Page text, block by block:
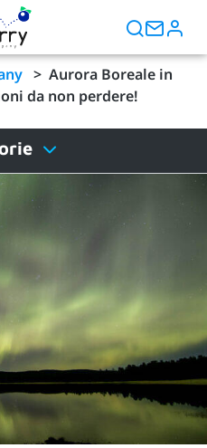
> Aurora Boreale in
da non perdere!